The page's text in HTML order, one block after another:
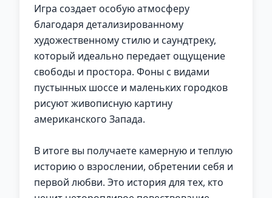
Игра создает особую атмосферу
благодаря детализированному
художественному стилю и саундтреку,
который идеально передает ощущение
свободы и простора. Фоны с видами
пустынных шоссе и маленьких городков
рисуют живописную картину
американского Запада.
В итоге вы получаете камерную и теплую
историю о взрослении, обретении себя и
первой любви. Это история для тех, кто